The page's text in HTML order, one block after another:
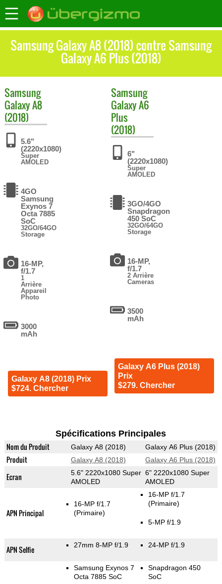
Samsung Galaxy A8 (2018) contre Samsung
Galaxy A6 Plus (2018)
Samsung
Galaxy A8
(2018)
5.6"
(2220x1080)
Super
AMOLED
4GO
Samsung
Exynos 7
Octa 7885
SoC
32GO/64GO
Storage
16-MP,
f/1.7
1
Arrière
Appareil
Photo
3000
mAh
Galaxy A8 (2018) Prix
$724. Chercher
Samsung
Galaxy A6
Plus
(2018)
6"
(2220x1080)
Super
AMOLED
3GO/4GO
Snapdragon
450 SoC
32GO/64GO
Storage
16-MP,
f/1.7
2 Arrière
Cameras
3500
mAh
Galaxy A6 Plus (2018)
Prix
$279. Chercher
Spécifications Principales
Nom du Produit Galaxy A8 (2018) Galaxy A6 Plus (2018)
Produit Galaxy A8 (2018) Galaxy A6 Plus (2018)
Ecran
5.6" 2220x1080 Super
AMOLED
6" 2220x1080 Super
AMOLED
APN Principal
16-MP f/1.7
(Primaire)
16-MP f/1.7
(Primaire)
5-MP f/1.9
APN Selfie 27mm 8-MP f/1.9 24-MP f/1.9
Samsung Exynos 7
Octa 7885 SoC
Snapdragon 450
SoC